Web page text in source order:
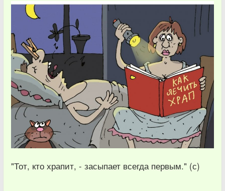
"Тот, кто храпит, - засыпает всегда первым." (с)